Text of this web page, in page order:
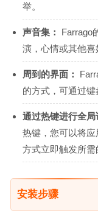
举。
声音集：
Farrago
演，心情或其他喜
周到的界面：
的方式，可通过键
通过热键进行全局
热键，您可以将
方式立即触发所需
安装步骤